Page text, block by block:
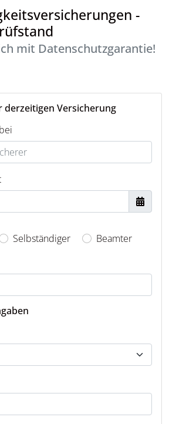
-
mit Datenschutzgarantie!
derzeitigen Versicherung
Selbständiger
Beamter